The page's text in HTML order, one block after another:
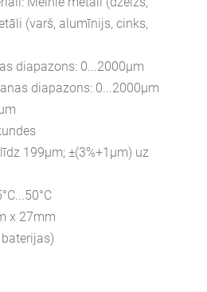
(varš, alumīnijs, cinks,
diapazons: 0...2000μm
diapazons: 0...2000μm
199μm; ±(3%+1μm) uz
x 27mm